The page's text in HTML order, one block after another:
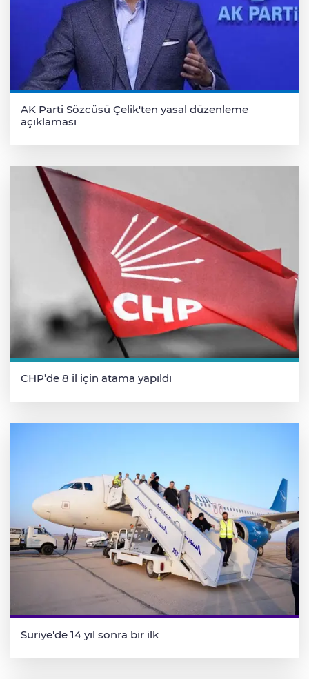
AK Parti Sözcüsü Çelik'ten yasal düzenleme
açıklaması
CHP’de 8 il için atama yapıldı
Suriye'de 14 yıl sonra bir ilk